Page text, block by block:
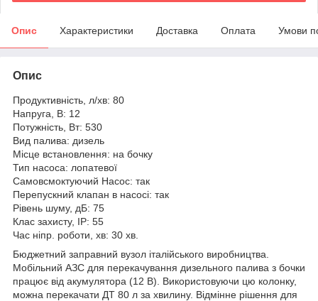
Опис Характеристики Доставка Оплата Умови
Опис
Продуктивність, л/хв: 80
Напруга, В: 12
Потужність, Вт: 530
Вид палива: дизель
Місце встановлення: на бочку
Тип насоса: лопатевої
Самовсмоктуючий Насос: так
Перепускний клапан в насосі: так
Рівень шуму, дБ: 75
Клас захисту, IP: 55
Час ніпр. роботи, хв: 30 хв.
Бюджетний заправний вузол італійського виробництва.
Мобільний АЗС для перекачування дизельного палива з бочки
працює від акумулятора (12 В). Використовуючи цю колонку,
можна перекачати ДТ 80 л за хвилину. Відмінне рішення для